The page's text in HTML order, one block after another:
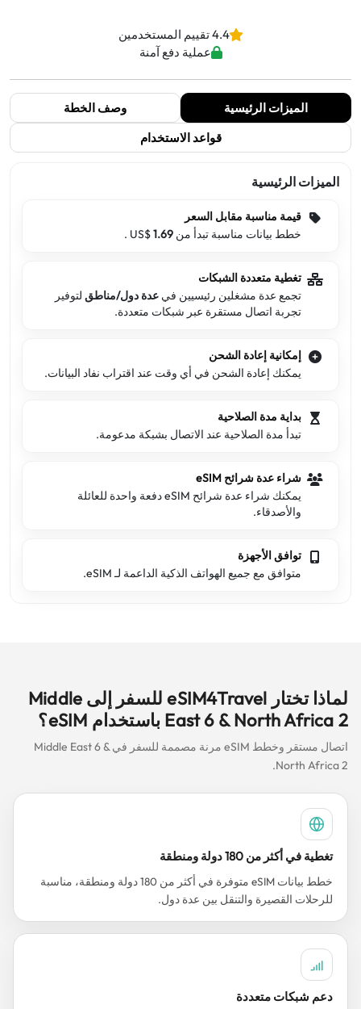
4.4 تقييم المستخدمين
عملية دفع آمنة
الميزات الرئيسية
وصف الخطة
قواعد الاستخدام
الميزات الرئيسية
قيمة مناسبة مقابل السعر
خطط بيانات مناسبة تبدأ من US$ 1.69
.
تغطية متعددة الشبكات
تجمع عدة مشغلين رئيسيين في عدة دول/مناطق لتوفير
تجربة اتصال مستقرة عبر شبكات متعددة.
إمكانية إعادة الشحن
يمكنك إعادة الشحن في أي وقت عند اقتراب نفاد البيانات.
بداية مدة الصلاحية
تبدأ مدة الصلاحية عند الاتصال بشبكة مدعومة.
شراء عدة شرائح eSIM
يمكنك شراء عدة شرائح eSIM دفعة واحدة للعائلة
والأصدقاء.
توافق الأجهزة
متوافق مع جميع الهواتف الذكية الداعمة لـ eSIM.
لماذا تختار eSIM4Travel للسفر إلى Middle
East 6 & North Africa 2 باستخدام eSIM؟
اتصال مستقر وخطط eSIM مرنة مصممة للسفر في Middle East 6 &
North Africa 2.
تغطية في أكثر من 180 دولة ومنطقة
خطط بيانات eSIM متوفرة في أكثر من 180 دولة ومنطقة، مناسبة
للرحلات القصيرة والتنقل بين عدة دول.
دعم شبكات متعددة